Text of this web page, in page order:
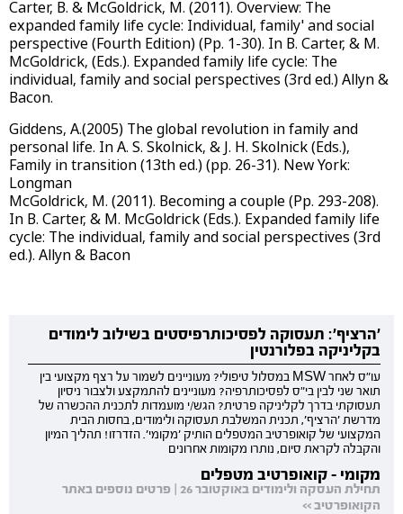
Carter, B. & McGoldrick, M. (2011). Overview: The
expanded family life cycle: Individual, family' and social
perspective (Fourth Edition) (Pp. 1-30). In B. Carter, & M.
McGoldrick, (Eds.). Expanded family life cycle: The
individual, family and social perspectives (3rd ed.) Allyn &
Bacon.
Giddens, A.(2005) The global revolution in family and
personal life. In A. S. Skolnick, & J. H. Skolnick (Eds.),
Family in transition (13th ed.) (pp. 26-31). New York:
Longman
McGoldrick, M. (2011). Becoming a couple (Pp. 293-208).
In B. Carter, & M. McGoldrick (Eds.). Expanded family life
cycle: The individual, family and social perspectives (3rd
ed.). Allyn & Bacon
'הרציף': תעסוקה לפסיכותרפיסטים בשילוב לימודים
בקליניקה בפלורנטין
עו"ס לאחר MSW במסלול טיפולי? מעוניינים לשמור על רצף מקצועי בין
תואר שני לבין בי"ס לפסיכותרפיה? מעוניינים להתמקצע ולצבור ניסיון
תעסוקתי בדרך לקליניקה פרטית? הגש/י מועמדות לתכנית ההכשרה של
מדרשת 'הרציף', תכנית המשלבת תעסוקה ולימודים, בחסות הבית
המקצועי של קואופרטיב המטפלים הותיק 'מקומי'. הזדרזו! תהליך המיון
והקבלה לקראת סיום, נותרו מקומות אחרונים
מקומי - קואופרטיב מטפלים
תחילת העסקה ולימודים באוקטובר 26 | פרטים נוספים באתר
הקואופרטיב >>